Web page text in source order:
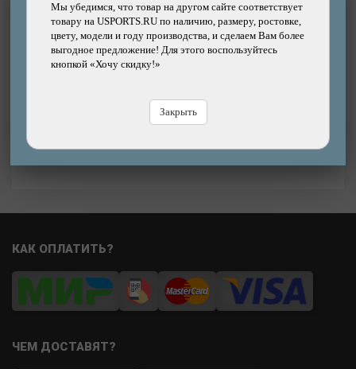
Мы убедимся, что товар на другом сайте соответствует
товару на USPORTS.RU по наличию, размеру, ростовке,
цвету, модели и году производства, и сделаем Вам более
выгодное предложение! Для этого воспользуйтесь
кнопкой «Хочу скидку!»
Закрыть
Набор ICETOOLZ E521H резьбовая вставка
для ремонта резьбы педалей в шатунах 9/16"
Helicoil Threads, 5 пар правая+левая
Бренд: ICETOOLZ
КАК ОПЛАТИТЬ?
ЧЕМ ДОСТАВЯТ?